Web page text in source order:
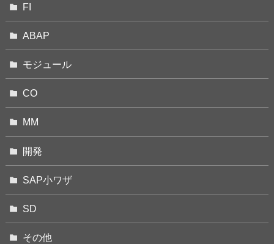
FI
ABAP
モジュール
CO
MM
開発
SAP小ワザ
SD
その他